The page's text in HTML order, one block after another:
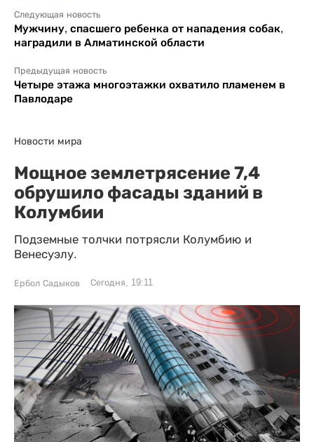
Следующая новость
Мужчину, спасшего ребенка от нападения собак,
наградили в Алматинской области
Предыдущая новость
Четыре этажа многоэтажки охватило пламенем в
Павлодаре
Новости мира
Мощное землетрясение 7,4
обрушило фасады зданий в
Колумбии
Подземные толчки потрясли Колумбию и
Венесуэлу.
Ербол Садыков Сегодня, 19:11